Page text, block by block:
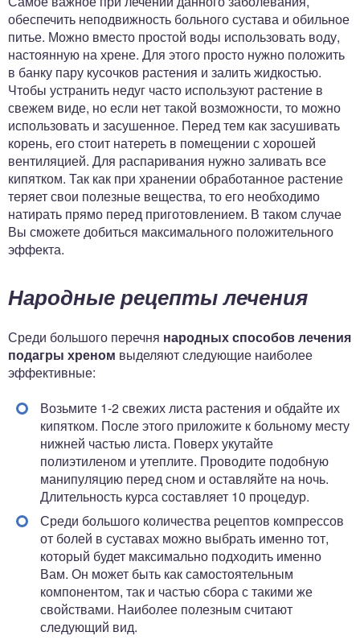
обеспечить неподвижность больного сустава и обильное
питье. Можно вместо простой воды использовать воду,
настоянную на хрене. Для этого просто нужно положить
в банку пару кусочков растения и залить жидкостью.
Чтобы устранить недуг часто используют растение в
свежем виде, но если нет такой возможности, то можно
использовать и засушенное. Перед тем как засушивать
корень, его стоит натереть в помещении с хорошей
вентиляцией. Для распаривания нужно заливать все
кипятком. Так как при хранении обработанное растение
теряет свои полезные вещества, то его необходимо
натирать прямо перед приготовлением. В таком случае
Вы сможете добиться максимального положительного
эффекта.
Народные рецепты лечения
Среди большого перечня народных способов лечения
подагры хреном выделяют следующие наиболее
эффективные:
Возьмите 1-2 свежих листа растения и обдайте их
кипятком. После этого приложите к больному месту
нижней частью листа. Поверх укутайте
полиэтиленом и утеплите. Проводите подобную
манипуляцию перед сном и оставляйте на ночь.
Длительность курса составляет 10 процедур.
Среди большого количества рецептов компрессов
от болей в суставах можно выбрать именно тот,
который будет максимально подходить именно
Вам. Он может быть как самостоятельным
компонентом, так и частью сбора с такими же
свойствами. Наиболее полезным считают
следующий вид.